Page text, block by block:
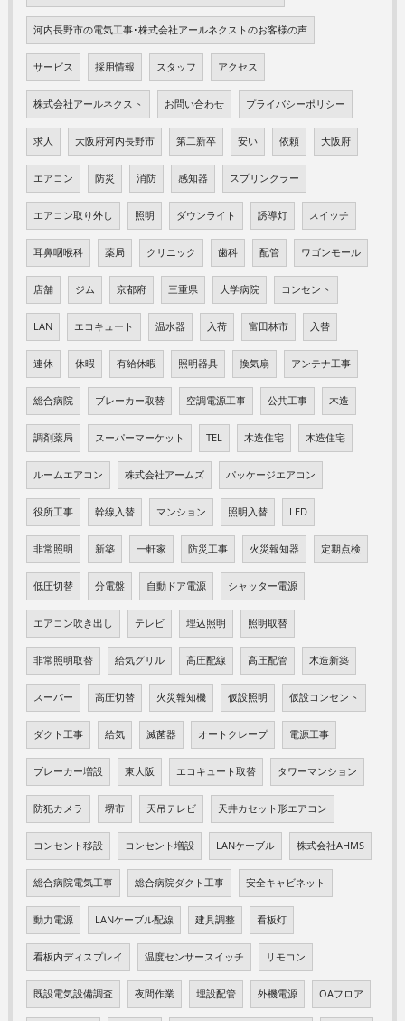
河内長野市の電気工事･株式会社アールネクストのお客様の声
サービス 採用情報 スタッフ アクセス
株式会社アールネクスト お問い合わせ プライバシーポリシー
求人 大阪府河内長野市 第二新卒 安い 依頼 大阪府
エアコン 防災 消防 感知器 スプリンクラー
エアコン取り外し 照明 ダウンライト 誘導灯 スイッチ
耳鼻咽喉科 薬局 クリニック 歯科 配管 ワゴンモール
店舗 ジム 京都府 三重県 大学病院 コンセント
LAN エコキュート 温水器 入荷 富田林市 入替
連休 休暇 有給休暇 照明器具 換気扇 アンテナ工事
総合病院 ブレーカー取替 空調電源工事 公共工事 木造
調剤薬局 スーパーマーケット TEL 木造住宅 木造住宅
ルームエアコン 株式会社アームズ パッケージエアコン
役所工事 幹線入替 マンション 照明入替 LED
非常照明 新築 一軒家 防災工事 火災報知器 定期点検
低圧切替 分電盤 自動ドア電源 シャッター電源
エアコン吹き出し テレビ 埋込照明 照明取替
非常照明取替 給気グリル 高圧配線 高圧配管 木造新築
スーパー 高圧切替 火災報知機 仮設照明 仮設コンセント
ダクト工事 給気 滅菌器 オートクレープ 電源工事
ブレーカー増設 東大阪 エコキュート取替 タワーマンション
防犯カメラ 堺市 天吊テレビ 天井カセット形エアコン
コンセント移設 コンセント増設 LANケーブル 株式会社AHMS
総合病院電気工事 総合病院ダクト工事 安全キャビネット
動力電源 LANケーブル配線 建具調整 看板灯
看板内ディスプレイ 温度センサースイッチ リモコン
既設電気設備調査 夜間作業 埋設配管 外機電源 OAフロア